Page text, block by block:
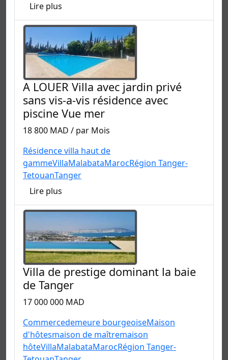
Lire plus
A LOUER Villa avec jardin privé
sans vis-a-vis résidence avec
piscine Vue mer
18 800 MAD / par Mois
Résidence villa haut de
gammeVillaMalabataMarocRégion Tanger-
TetouanTanger
Lire plus
Villa de prestige dominant la baie
de Tanger
17 000 000 MAD
Commercedemeure bourgeoiseMaison
d'hôtesmaison de maîtremaison
hôteVillaMalabataMarocRégion Tanger-